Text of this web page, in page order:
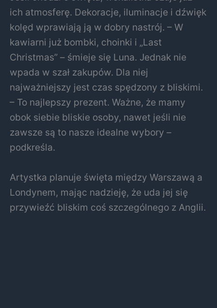
ich atmosferę. Dekoracje, iluminacje i dźwięk
kolęd wprawiają ją w dobry nastrój. – W
kawiarni już bombki, choinki i „Last
Christmas” – śmieje się Luna. Jednak nie
wpada w szał zakupów. Dla niej
najważniejszy jest czas spędzony z bliskimi.
– To najlepszy prezent. Ważne, że mamy
obok siebie bliskie osoby, nawet jeśli nie
zawsze są to nasze idealne wybory –
podkreśla.
Artystka planuje święta między Warszawą a
Londynem, mając nadzieję, że uda jej się
przywieźć bliskim coś szczególnego z Anglii.